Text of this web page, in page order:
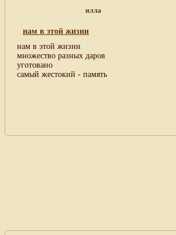
илла
нам в этой жизни
нам в этой жизни
множество разных даров
уготовано
самый жестокий - память